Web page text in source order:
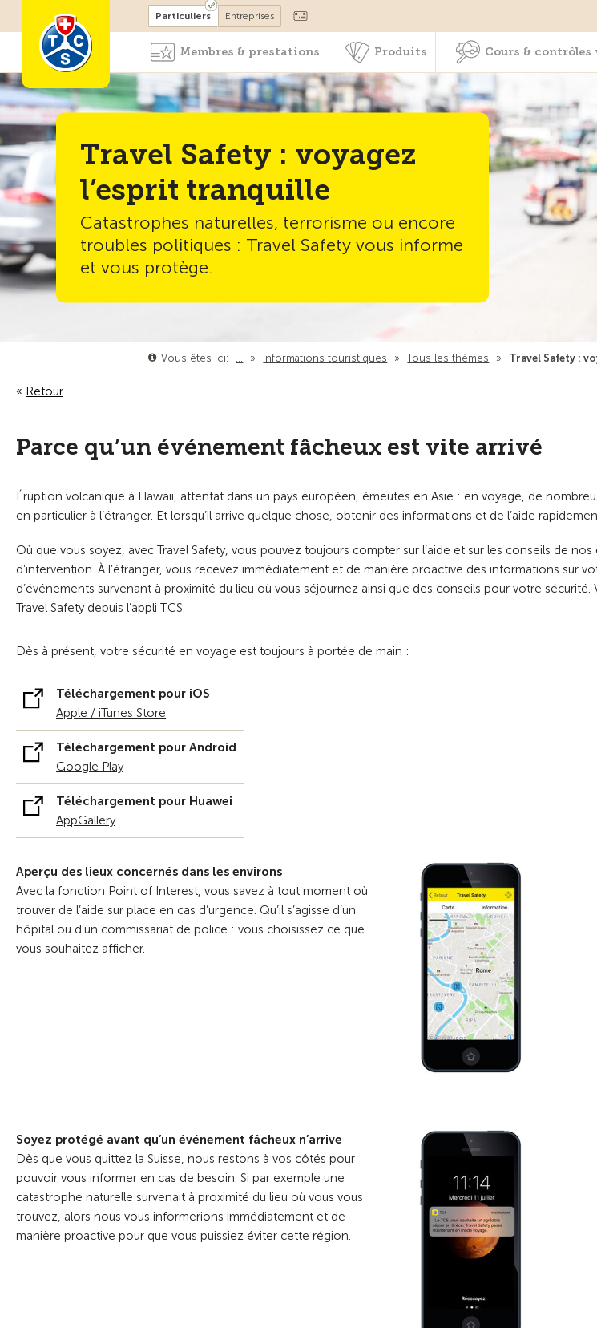
Devenir membre
Particuliers Entreprises
Membres & prestations Produits Cours & contrôles
Travel Safety : voyagez
l’esprit tranquille
Catastrophes naturelles, terrorisme ou encore
troubles politiques : Travel Safety vous informe
et vous protège.
Vous êtes ici: … » Informations touristiques » Tous les thèmes » Travel Safety :
Retour
Parce qu’un événement fâcheux est vite arrivé
Éruption volcanique à Hawaii, attentat dans un pays européen, émeutes en Asie : en voyage, de
en particulier à l’étranger. Et lorsqu’il arrive quelque chose, obtenir des informations et de l’aide
Où que vous soyez, avec Travel Safety, vous pouvez toujours compter sur l’aide et sur les conseils de
d’intervention. À l’étranger, vous recevez immédiatement et de manière proactive des informations sur
d’événements survenant à proximité du lieu où vous séjournez ainsi que des conseils pour votre
Travel Safety depuis l’appli TCS.
Dès à présent, votre sécurité en voyage est toujours à portée de main :
Téléchargement pour iOS
Apple / iTunes Store
Téléchargement pour Android
Google Play
Téléchargement pour Huawei
AppGallery
Aperçu des lieux concernés dans les environs
Avec la fonction Point of Interest, vous savez à tout moment où
trouver de l’aide sur place en cas d’urgence. Qu’il s’agisse d’un
hôpital ou d’un commissariat de police : vous choisissez ce que
vous souhaitez afficher.
Soyez protégé avant qu’un événement fâcheux n’arrive
Dès que vous quittez la Suisse, nous restons à vos côtés pour
pouvoir vous informer en cas de besoin. Si par exemple une
catastrophe naturelle survenait à proximité du lieu où vous vous
trouvez, alors nous vous informerions immédiatement et de
manière proactive pour que vous puissiez éviter cette région.